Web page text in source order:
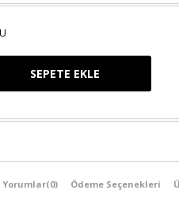
Yorumlar(0) Ödeme Seçenekleri